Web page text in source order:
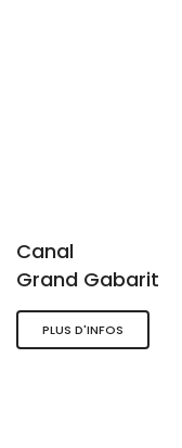
Canal
Grand Gabarit
PLUS D'INFOS